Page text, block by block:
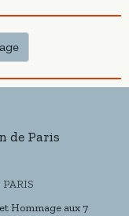
de Paris
Hommage aux 7